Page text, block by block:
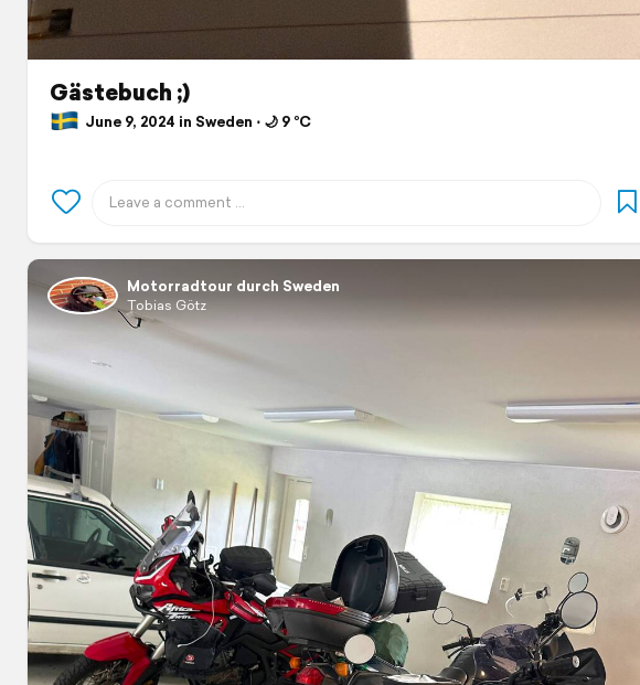
Gästebuch ;)
June 9, 2024 in Sweden ⋅ 🌙 9 °C
Motorradtour durch Sweden
Tobias Götz